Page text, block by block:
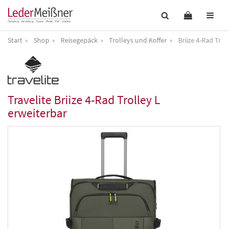
Start Shop Reisegepäck Trolleys und Koffer Briize 4-Rad
Travelite Briize 4-Rad Trolley L
erweiterbar